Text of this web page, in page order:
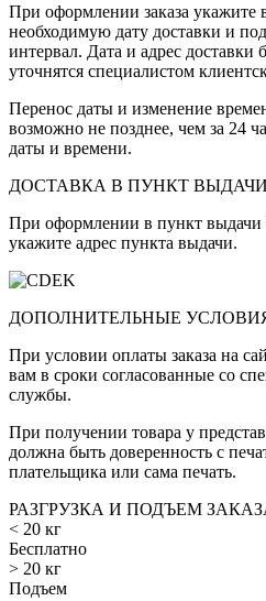
При оформлении заказа укажите
необходимую дату доставки и
интервал. Дата и адрес доставки
уточнятся специалистом
Перенос даты и изменение
возможно не позднее, чем за 24
даты и времени.
ДОСТАВКА В ПУНКТ ВЫДАЧИ
При оформлении в пункт выдачи
укажите адрес пункта выдачи.
ДОПОЛНИТЕЛЬНЫЕ
При условии оплаты заказа на
вам в сроки согласованные со
службы.
При получении товара у
должна быть доверенность с
плательщика или сама печать.
РАЗГРУЗКА И ПОДЪЕМ
< 20 кг
Бесплатно
> 20 кг
Подъем